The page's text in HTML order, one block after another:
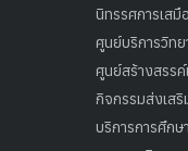
นิทรรศการเสมื
ศูนย์บริการวิท
ศูนย์สร้างสรรค์
กิจกรรมส่งเสริ
บริการการศึกษา